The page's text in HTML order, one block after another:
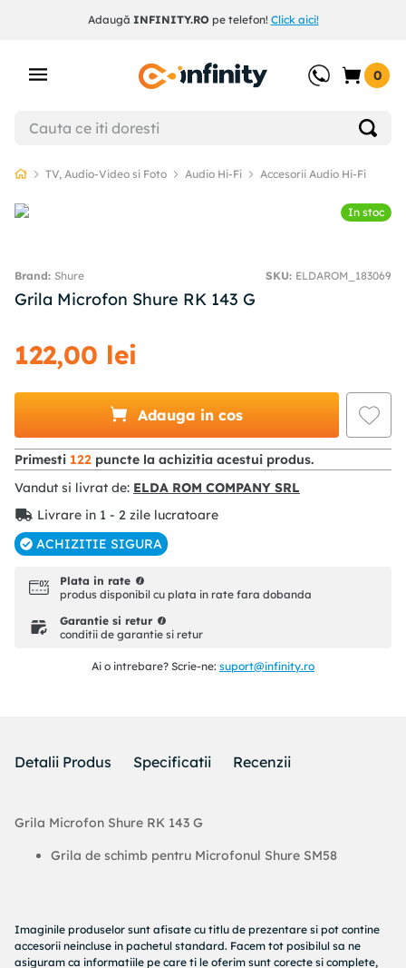
Adaugă INFINITY.ROpe telefon! Click aici!
0
TV, Audio-Video si Foto Audio Hi-Fi Accesorii Audio Hi-Fi
In stoc
Shure SKU: ELDAROM_183069
Grila Microfon Shure RK 143 G
122,00 lei
Adauga in cos
Primesti 122 puncte la achizitia acestui produs.
Vandut si livrat de: ELDA ROM COMPANY SRL
Livrare in 1 - 2 zile lucratoare
ACHIZITIE SIGURA
Plata in rate
produs disponibil cu plata in rate fara dobanda
Garantie si retur
conditii de garantie si retur
Ai o intrebare? Scrie-ne: suport@infinity.ro
Detalii Produs Specificatii Recenzii
Grila Microfon Shure RK 143 G
Grila de schimb pentru Microfonul Shure SM58
Imaginile produselor sunt afisate cu titlu de prezentare si pot contine
accesorii neincluse in pachetul standard. Facem tot posibilul sa ne
asiguram ca informatiile pe care ti le oferim sunt corecte si complete,